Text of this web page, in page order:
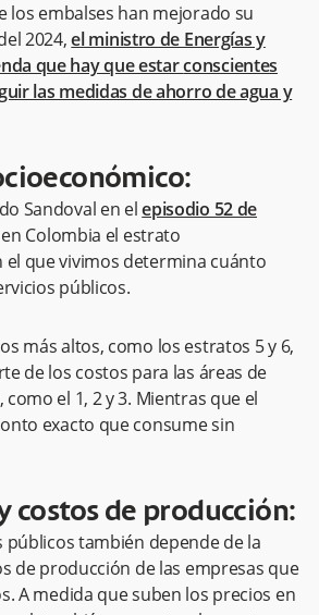
los embalses han mejorado su
2024,el ministro de Energías y
que hay que estarconscientes
las medidas de ahorro de agua y
Sandoval en elepisodio 52 de
Colombia el estrato
que vivimos determina cuánto
públicos.
más altos, como los estratos 5 y 6,
de los costos para las áreas de
el 1, 2 y 3. Mientras que el
exacto que consume sin
costos de producción:
públicos también depende de la
de producción de las empresas que
A medida que suben los precios en